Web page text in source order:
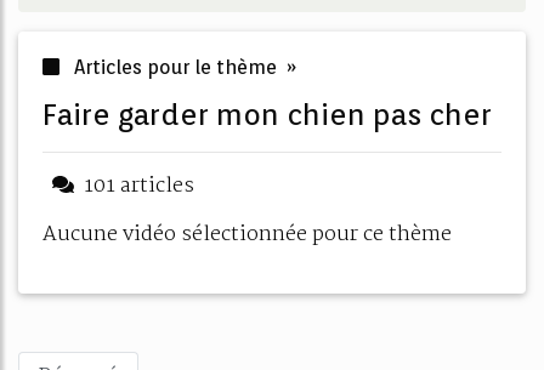
Articles pour le thème »
faire garder mon chien pas cher
101 articles
Aucune vidéo sélectionnée pour ce thème